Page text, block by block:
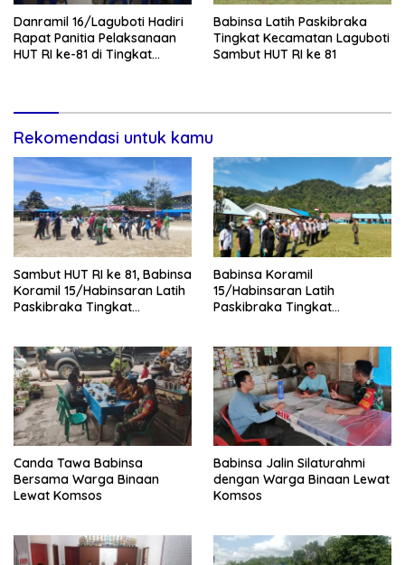
Danramil 16/Laguboti Hadiri
Rapat Panitia Pelaksanaan
HUT RI ke-81 di Tingkat
Babinsa Latih Paskibraka
Tingkat Kecamatan Laguboti
Sambut HUT RI ke 81
Rekomendasi untuk kamu
Sambut HUT RI ke 81, Babinsa
Koramil 15/Habinsaran Latih
Paskibraka Tingkat
Babinsa Koramil
15/Habinsaran Latih
Paskibraka Tingkat
Canda Tawa Babinsa
Bersama Warga Binaan
Lewat Komsos
Babinsa Jalin Silaturahmi
dengan Warga Binaan Lewat
Komsos